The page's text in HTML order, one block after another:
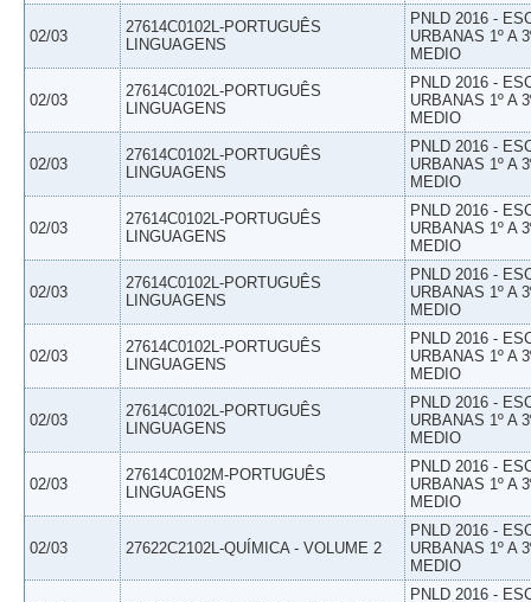
02/03
27614C0102L-PORTUGUÊS
LINGUAGENS
PNLD 2016 -
URBANAS 1º A
MEDIO
02/03
27614C0102L-PORTUGUÊS
LINGUAGENS
PNLD 2016 -
URBANAS 1º A
MEDIO
02/03
27614C0102L-PORTUGUÊS
LINGUAGENS
PNLD 2016 -
URBANAS 1º A
MEDIO
02/03
27614C0102L-PORTUGUÊS
LINGUAGENS
PNLD 2016 -
URBANAS 1º A
MEDIO
02/03
27614C0102L-PORTUGUÊS
LINGUAGENS
PNLD 2016 -
URBANAS 1º A
MEDIO
02/03
27614C0102L-PORTUGUÊS
LINGUAGENS
PNLD 2016 -
URBANAS 1º A
MEDIO
02/03
27614C0102L-PORTUGUÊS
LINGUAGENS
PNLD 2016 -
URBANAS 1º A
MEDIO
02/03
27614C0102M-PORTUGUÊS
LINGUAGENS
PNLD 2016 -
URBANAS 1º A
MEDIO
02/03 27622C2102L-QUÍMICA - VOLUME 2
PNLD 2016 -
URBANAS 1º A
MEDIO
PNLD 2016 -